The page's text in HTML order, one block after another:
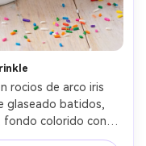
rocios de arco iris
glaseado batidos,
fondo colorido con
de alta clave,